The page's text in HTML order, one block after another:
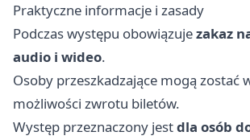
Praktyczne informacje i zasady
Podczas występu obowiązujezakaz
audio i wideo.
Osoby przeszkadzające mogą zostać
możliwości zwrotu biletów.
Występ przeznaczony jestdla osób